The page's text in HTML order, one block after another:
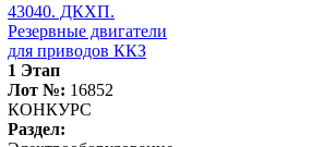
43040. ДКХП.
Резервные двигатели
для приводов ККЗ
1 Этап
Лот №: 16852
КОНКУРС
Раздел: